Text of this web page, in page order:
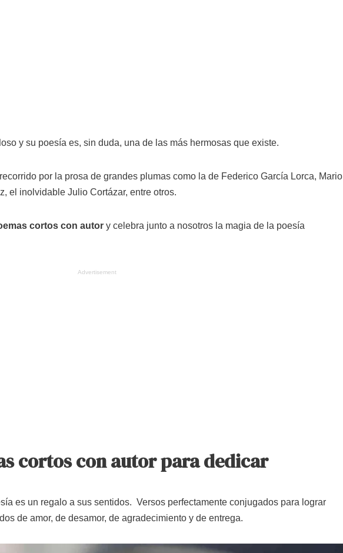
y su poesía es, sin duda, una de las más hermosas que existe.
por la prosa de grandes plumas como la de Federico García Lorca, Mario
el inolvidable Julio Cortázar, entre otros.
cortos con autor y celebra junto a nosotros la magia de la poesía
Advertisement
cortos con autor para dedicar
es un regalo a sus sentidos. Versos perfectamente conjugados para lograr
de amor, de desamor, de agradecimiento y de entrega.